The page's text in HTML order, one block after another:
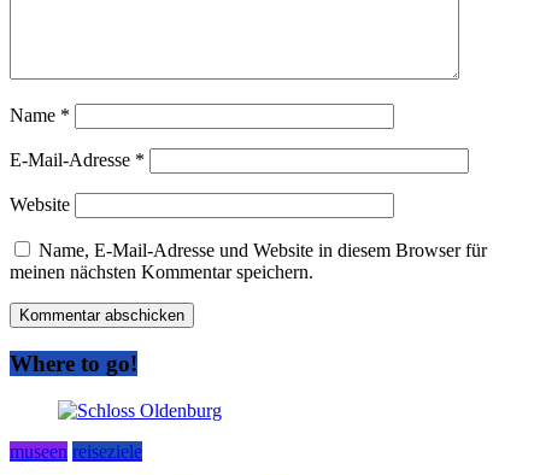
Name *
E-Mail-Adresse *
Website
Name, E-Mail-Adresse und Website in diesem Browser für
meinen nächsten Kommentar speichern.
Where to go!
museen reiseziele